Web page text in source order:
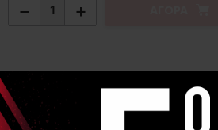
− +
Αναλυτική Περιγραφή
Σε 2 μεγέθη πλάτους: